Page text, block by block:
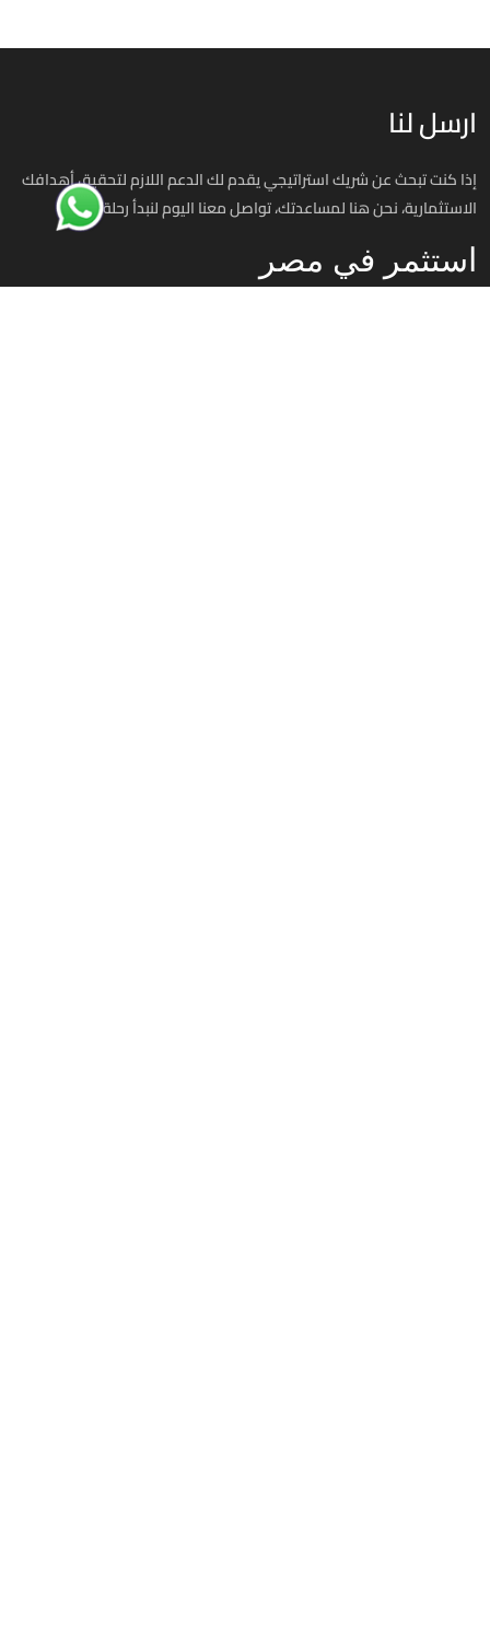
ارسل لنا
إذا كنت تبحث عن شريك استراتيجي يقدم لك الدعم اللازم لتحقيق أهدافك
الاستثمارية، نحن هنا لمساعدتك، تواصل معنا اليوم لنبدأ رحلة نجاحك
استثمر في مصر